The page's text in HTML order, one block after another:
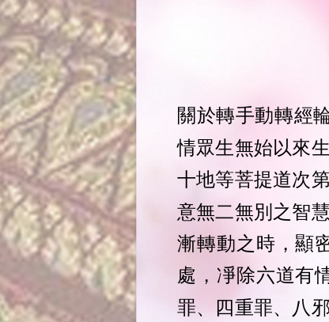
關於轉手動轉經
情眾生無始以來
十地等菩提道次
意無二無別之智
漸轉動之時，顯
處，凈除六道有
罪、四重罪、八